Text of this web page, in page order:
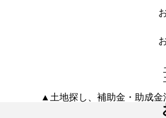
▲土地探し、補助金・助成金